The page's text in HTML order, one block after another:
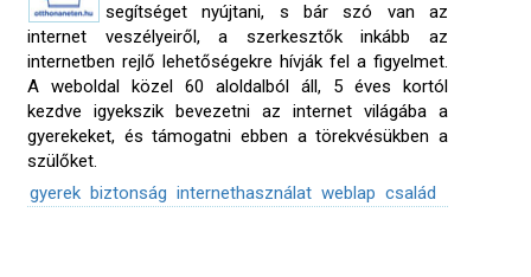
segítséget nyújtani, s bár szó van az
internet veszélyeiről, a szerkesztők inkább az
internetben rejlő lehetőségekre hívják fel a figyelmet.
A weboldal közel 60 aloldalból áll, 5 éves kortól
kezdve igyekszik bevezetni az internet világába a
gyerekeket, és támogatni ebben a törekvésükben a
szülőket.
gyerek biztonság internethasználat weblap család